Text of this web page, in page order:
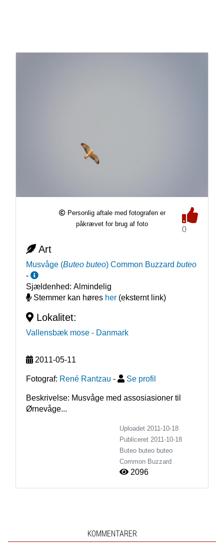
Personlig aftale med fotografen er
påkrævet for brug af foto
0
Art
Musvåge (Buteo buteo) Common Buzzard buteo
-
Sjældenhed: Almindelig
Stemmer kan høres her(eksternt link)
Lokalitet:
Vallensbæk mose - Danmark
2011-05-11
Fotograf: René Rantzau - Se profil
Beskrivelse: Musvåge med assosiasioner til
Ørnevåge...
Uploadet 2011-10-18
Publiceret 2011-10-18
Buteo buteo buteo
Common Buzzard
2096
KOMMENTARER